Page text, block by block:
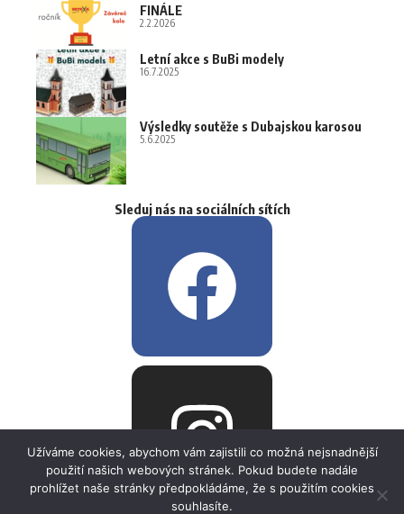
FINÁLE
2.2.2026
Letní akce s BuBi modely
16.7.2025
Výsledky soutěže s Dubajskou karosou
5.6.2025
Sleduj nás na sociálních sítích
Užíváme cookies, abychom vám zajistili co možná nejsnadnější
použití našich webových stránek. Pokud budete nadále
prohlížet naše stránky předpokládáme, že s použitím cookies
souhlasíte.